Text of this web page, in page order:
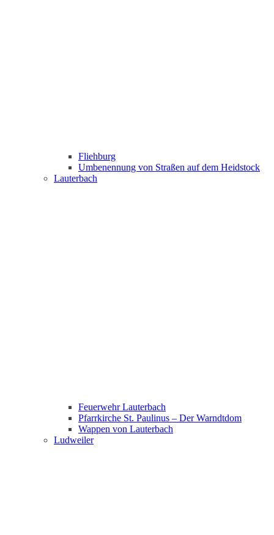
Fliehburg
Umbenennung von Straßen auf dem Heidstock
Lauterbach
Feuerwehr Lauterbach
Pfarrkirche St. Paulinus – Der Warndtdom
Wappen von Lauterbach
Ludweiler